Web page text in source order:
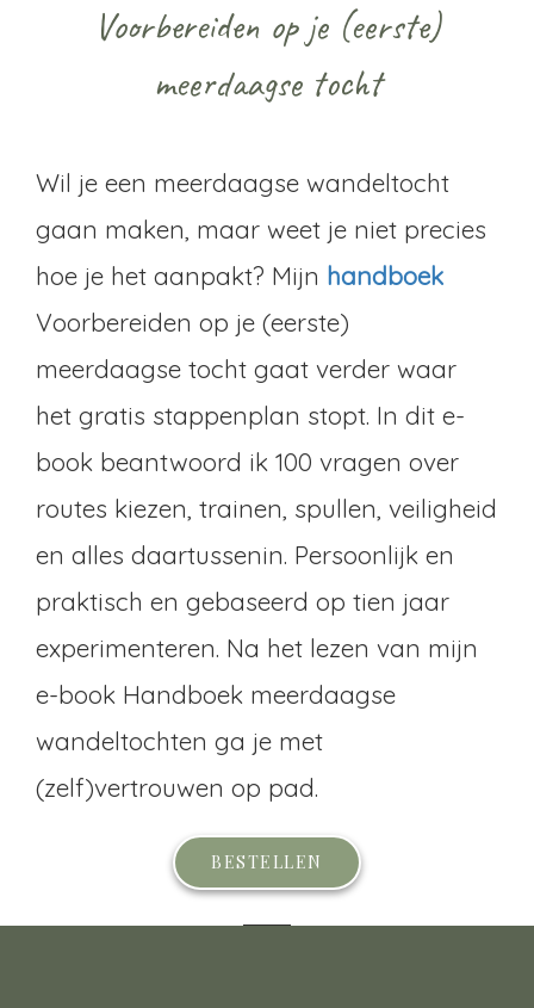
Voorbereiden op je (eerste)
meerdaagse tocht
Wil je een meerdaagse wandeltocht
gaan maken, maar weet je niet precies
hoe je het aanpakt? Mijn handboek
Voorbereiden op je (eerste)
meerdaagse tocht gaat verder waar
het gratis stappenplan stopt. In dit e-
book beantwoord ik 100 vragen over
routes kiezen, trainen, spullen, veiligheid
en alles daartussenin. Persoonlijk en
praktisch en gebaseerd op tien jaar
experimenteren. Na het lezen van mijn
e-book Handboek meerdaagse
wandeltochten ga je met
(zelf)vertrouwen op pad.
BESTELLEN